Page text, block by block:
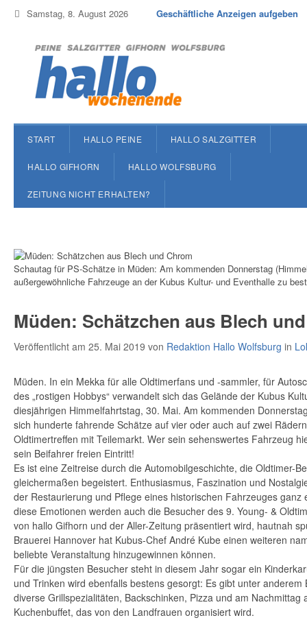
Samstag, 8. August 2026 Geschäftliche Anzeigen aufgeben
START HALLO PEINE HALLO SALZGITTER
HALLO GIFHORN HALLO WOLFSBURG
ZEITUNG NICHT ERHALTEN?
Schautag für PS-Schätze in Müden: Am kommenden Donnerstag
außergewöhnliche Fahrzeuge an der Kubus Kultur- und Eventhalle zu
Müden: Schätzchen aus Blech
Veröffentlicht am 25. Mai 2019 von Redaktion Hallo Wolfsburg in
Müden. In ein Mekka für alle Oldtimerfans und -sammler, für
des „rostigen Hobbys“ verwandelt sich das Gelände der Kubus
diesjährigen Himmelfahrtstag, 30. Mai. Am kommenden
sich hunderte fahrende Schätze auf vier oder auch auf zwei
Oldtimertreffen mit Teilemarkt. Wer sein sehenswertes Fahrzeug
sein Beifahrer freien Eintritt!
Es ist eine Zeitreise durch die Automobilgeschichte, die Oldtimer-
gleichermaßen begeistert. Enthusiasmus, Faszination und
der Res­taurierung und Pflege eines historischen Fahrzeuges ganz
diese Emotionen werden auch die Besucher des 9. Young- &
von hallo Gifhorn und der Aller-Zeitung präsentiert wird, hautnah
Brauerei Hannover hat Kubus-Chef André Kube einen weiteren
beliebte Veranstaltung hinzugewinnen können.
Für die jüngsten Besucher steht in diesem Jahr sogar ein
und Trinken wird ebenfalls bestens gesorgt: Es gibt unter anderem
diverse Grillspezialitäten, Backschinken, Pizza und am Nachmittag
Kuchenbuffet, das von den Landfrauen organisiert wird.